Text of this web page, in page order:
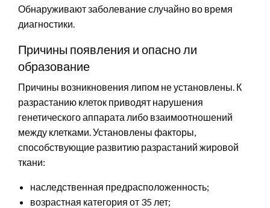
Обнаруживают заболевание случайно во время
диагностики.
Причины появления и опасно ли
образование
Причины возникновения липом не установлены. К
разрастанию клеток приводят нарушения
генетического аппарата либо взаимоотношений
между клетками. Установлены факторы,
способствующие развитию разрастаний жировой
ткани:
наследственная предрасположенность;
возрастная категория от 35 лет;